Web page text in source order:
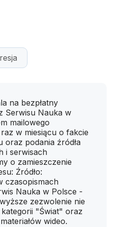
na bezpłatny
Serwisu Nauka w
mailowego
w miesiącu o fakcie
oraz podania źródła
i serwisach
o zamieszczenie
Źródło:
czasopismach
Nauka w Polsce -
zezwolenie nie
"Świat" oraz
wideo.